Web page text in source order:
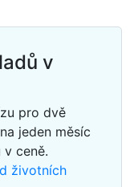
v
pro dvě
jeden měsíc
v ceně.
životních